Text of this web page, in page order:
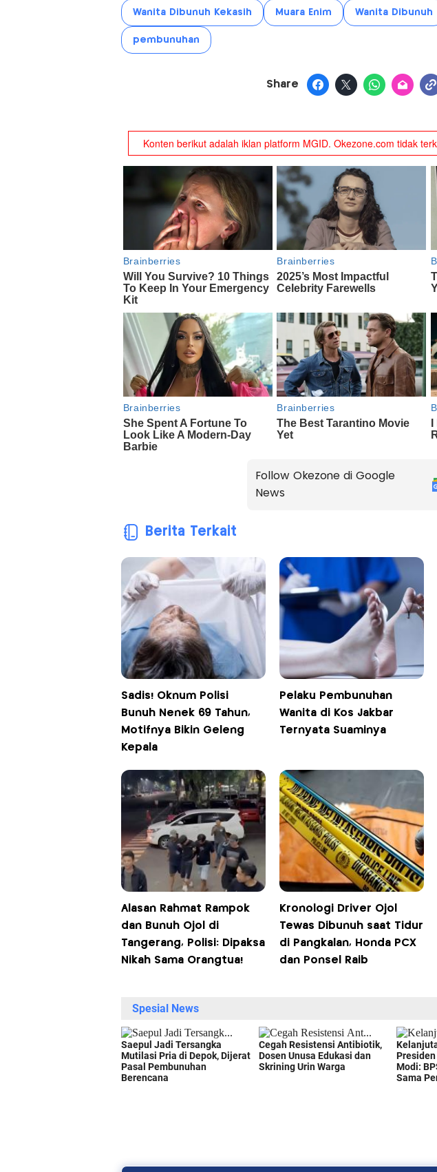
Wanita Dibunuh Kekasih Muara Enim Wanita Dibunuh
pembunuhan
Share
Follow Okezone di Google
News
Berita Terkait
Sadis! Oknum Polisi
Bunuh Nenek 69 Tahun,
Motifnya Bikin Geleng
Kepala
Pelaku Pembunuhan
Wanita di Kos Jakbar
Ternyata Suaminya
Alasan Rahmat Rampok
dan Bunuh Ojol di
Tangerang, Polisi: Dipaksa
Nikah Sama Orangtua!
Kronologi Driver Ojol
Tewas Dibunuh saat Tidur
di Pangkalan, Honda PCX
dan Ponsel Raib